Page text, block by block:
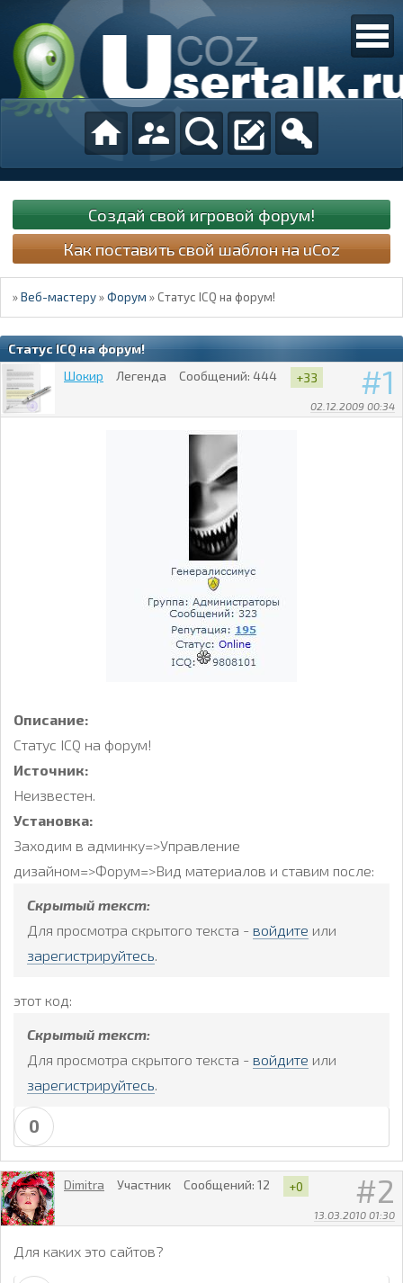
Создай свой игровой форум!
Как поставить свой шаблон на uCoz
»Веб-мастеру »Форум »Статус ICQ на форум!
Статус ICQ на форум!
1
02.12.2009 00:34
Шокир Легенда Сообщений: 444 +33
Описание:
Статус ICQ на форум!
Источник:
Неизвестен.
Установка:
Заходим в админку=>Управление
дизайном=>Форум=>Вид материалов и ставим после:
Скрытый текст:
Для просмотра скрытого текста - войдите или
зарегистрируйтесь
этот код:
Скрытый текст:
Для просмотра скрытого текста - войдите или
зарегистрируйтесь.
0
2
13.03.2010 01:30
Dimitra Участник Сообщений: 12 +0
Для каких это сайтов?